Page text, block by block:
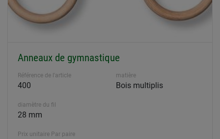
Anneaux de gymnastique
Référence de l'article
400
matière
Bois multiplis
diamètre du fil
28 mm
Prix unitaire Par paire